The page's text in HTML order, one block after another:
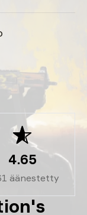
4.65
äänestetty